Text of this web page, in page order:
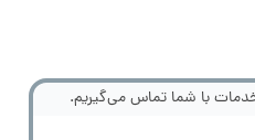
خدمات با شما تماس می‌گیریم.